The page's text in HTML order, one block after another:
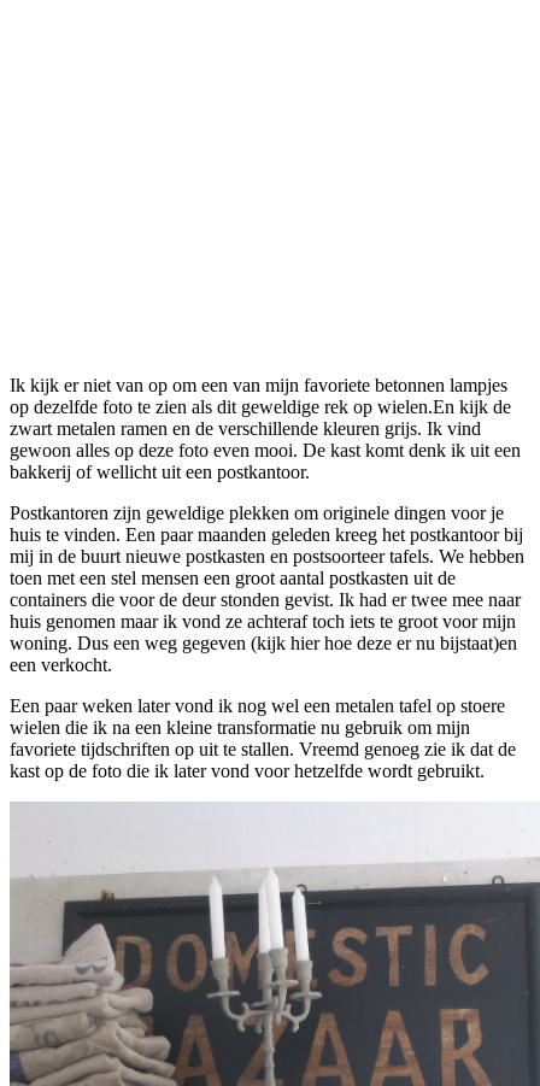
Ik kijk er niet van op om een van mijn favoriete betonnen lampjes
op dezelfde foto te zien als dit geweldige rek op wielen.En kijk de
zwart metalen ramen en de verschillende kleuren grijs. Ik vind
gewoon alles op deze foto even mooi. De kast komt denk ik uit een
bakkerij of wellicht uit een postkantoor.
Postkantoren zijn geweldige plekken om originele dingen voor je
huis te vinden. Een paar maanden geleden kreeg het postkantoor bij
mij in de buurt nieuwe postkasten en postsoorteer tafels. We hebben
toen met een stel mensen een groot aantal postkasten uit de
containers die voor de deur stonden gevist. Ik had er twee mee naar
huis genomen maar ik vond ze achteraf toch iets te groot voor mijn
woning. Dus een weg gegeven (kijk hier hoe deze er nu bijstaat)en
een verkocht.
Een paar weken later vond ik nog wel een metalen tafel op stoere
wielen die ik na een kleine transformatie nu gebruik om mijn
favoriete tijdschriften op uit te stallen. Vreemd genoeg zie ik dat de
kast op de foto die ik later vond voor hetzelfde wordt gebruikt.